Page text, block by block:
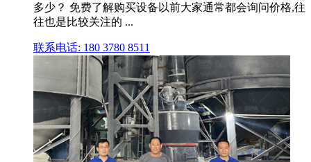
多少？ 免费了解购买设备以前大家通常都会询问价格,往
往也是比较关注的 ...
联系电话: 180 3780 8511